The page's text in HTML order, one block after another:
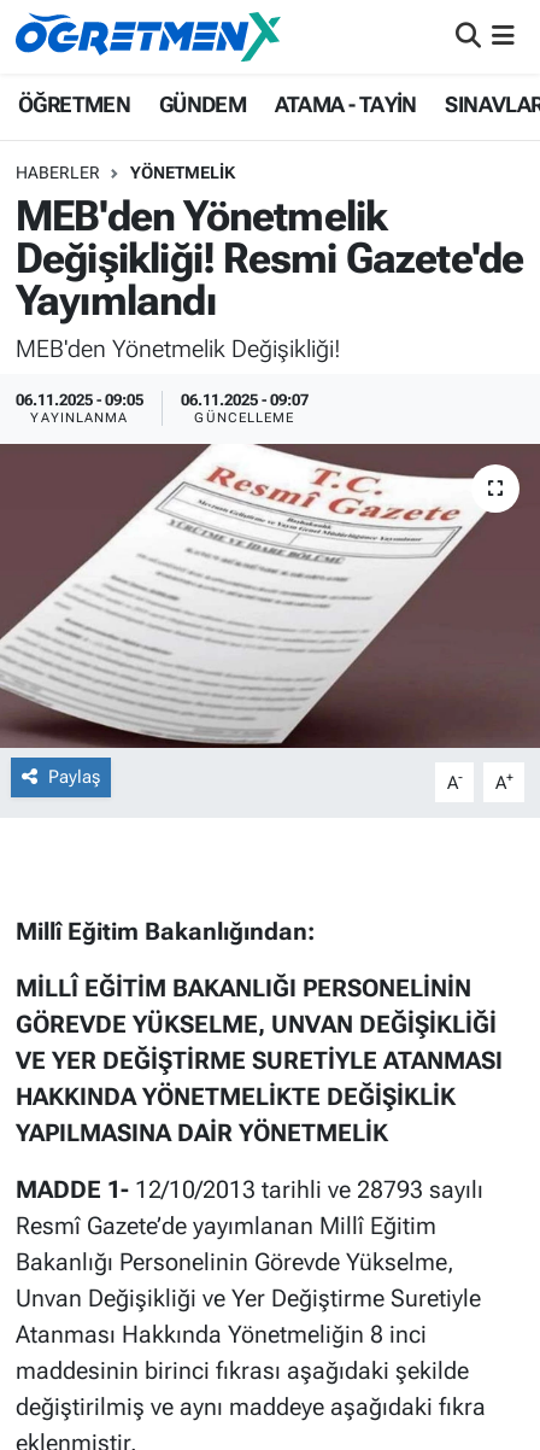
ÖĞRETMEN GÜNDEM ATAMA - TAYİN
HABERLER YÖNETMELİK
MEB'den Yönetmelik
Değişikliği! Resmi Gazete'de
Yayımlandı
MEB'den Yönetmelik Değişikliği!
06.11.2025 - 09:05
YAYINLANMA
06.11.2025 - 09:07
GÜNCELLEME
Paylaş A- A+
Millî Eğitim Bakanlığından:
MİLLÎ EĞİTİM BAKANLIĞI PERSONELİNİN
GÖREVDE YÜKSELME, UNVAN DEĞİŞİKLİĞİ
VE YER DEĞİŞTİRME SURETİYLE ATANMASI
HAKKINDA YÖNETMELİKTE DEĞİŞİKLİK
YAPILMASINA DAİR YÖNETMELİK
MADDE 1-12/10/2013 tarihli ve 28793 sayılı
Resmî Gazete’de yayımlanan Millî Eğitim
Bakanlığı Personelinin Görevde Yükselme,
Unvan Değişikliği ve Yer Değiştirme Suretiyle
Atanması Hakkında Yönetmeliğin 8 inci
maddesinin birinci fıkrası aşağıdaki şekilde
değiştirilmiş ve aynı maddeye aşağıdaki fıkra
eklenmiştir.
ÖĞRETMEN
ATAMA - TAYİN
SINAVLAR
HAYATIN İÇİNDEN
UZMAN ÖĞRETMENLİK
İstanbul Nöbetçi Eczaneler
İstanbul Namaz Vakitleri
İstanbul Trafik Yoğunluk Haritası
Süper Lig Puan Durumu ve Fikstür
Tüm Manşetler
Son Dakika Haberleri
Haber Arşivi